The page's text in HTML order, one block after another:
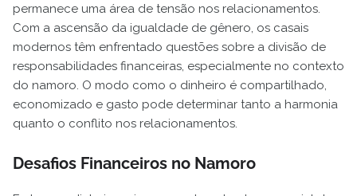
permanece uma área de tensão nos relacionamentos.
Com a ascensão da igualdade de gênero, os casais
modernos têm enfrentado questões sobre a divisão de
responsabilidades financeiras, especialmente no contexto
do namoro. O modo como o dinheiro é compartilhado,
economizado e gasto pode determinar tanto a harmonia
quanto o conflito nos relacionamentos.
Desafios Financeiros no Namoro